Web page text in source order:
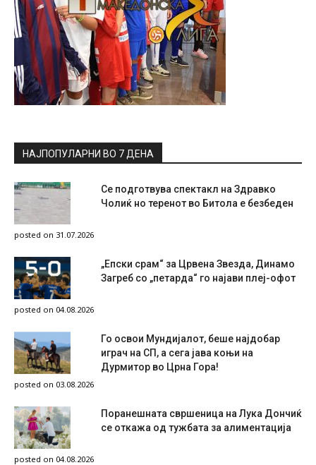
НАЈПОПУЛАРНИ ВО 7 ДЕНА
Се подготвува спектакл на Здравко
Чолиќ но теренот во Битола е безбеден
posted on 31.07.2026
„Епски срам“ за Црвена Звезда, Динамо
Загреб со „петарда“ го најави плеј-офот
posted on 04.08.2026
Го освои Мундијалот, беше најдобар
играч на СП, а сега јава коњи на
Дурмитор во Црна Гора!
posted on 03.08.2026
Поранешната свршеница на Лука Дончиќ
се откажа од тужбата за алиментација
posted on 04.08.2026